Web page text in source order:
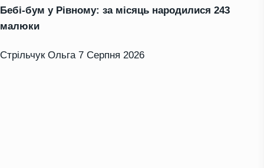
Бебі-бум у Рівному: за місяць народилися 243
малюки
Стрільчук Ольга 7 Серпня 2026